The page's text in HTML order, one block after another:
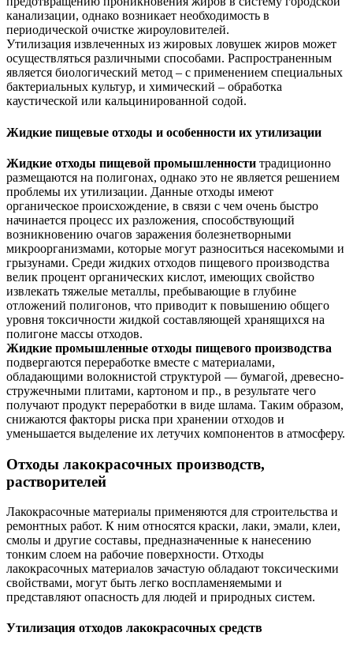
канализации, однако возникает необходимость в
периодической очистке жироуловителей.
Утилизация извлеченных из жировых ловушек жиров может
осуществляться различными способами. Распространенным
является биологический метод – с применением специальных
бактериальных культур, и химический – обработка
каустической или кальцинированной содой.
Жидкие пищевые отходы и особенности их утилизации
Жидкие отходы пищевой промышленности традиционно
размещаются на полигонах, однако это не является решением
проблемы их утилизации. Данные отходы имеют
органическое происхождение, в связи с чем очень быстро
начинается процесс их разложения, способствующий
возникновению очагов заражения болезнетворными
микроорганизмами, которые могут разноситься насекомыми и
грызунами. Среди жидких отходов пищевого производства
велик процент органических кислот, имеющих свойство
извлекать тяжелые металлы, пребывающие в глубине
отложений полигонов, что приводит к повышению общего
уровня токсичности жидкой составляющей хранящихся на
полигоне массы отходов.
Жидкие промышленные отходы пищевого производства
подвергаются переработке вместе с материалами,
обладающими волокнистой структурой — бумагой, древесно-
стружечными плитами, картоном и пр., в результате чего
получают продукт переработки в виде шлама. Таким образом,
снижаются факторы риска при хранении отходов и
уменьшается выделение их летучих компонентов в атмосферу.
Отходы лакокрасочных производств,
растворителей
Лакокрасочные материалы применяются для строительства и
ремонтных работ. К ним относятся краски, лаки, эмали, клеи,
смолы и другие составы, предназначенные к нанесению
тонким слоем на рабочие поверхности. Отходы
лакокрасочных материалов зачастую обладают токсическими
свойствами, могут быть легко воспламеняемыми и
представляют опасность для людей и природных систем.
Утилизация отходов лакокрасочных средств